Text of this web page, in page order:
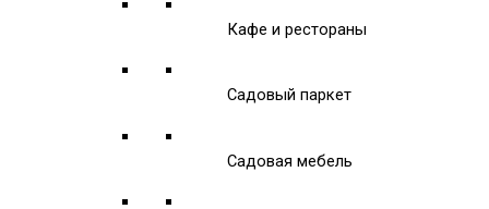
Кафе и рестораны
Садовый паркет
Садовая мебель